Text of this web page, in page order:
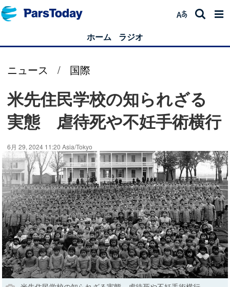
ホーム ラジオ
ニュース / 国際
米先住民学校の知られざる
実態 虐待死や不妊手術横行
6月 29, 2024 11:20 Asia/Tokyo